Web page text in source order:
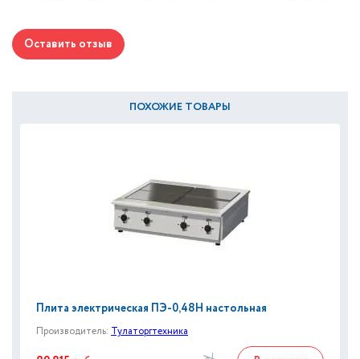
Оставить отзыв
ПОХОЖИЕ ТОВАРЫ
Плита электрическая ПЭ-0,48Н настольная
Производитель: Тулаторгтехника